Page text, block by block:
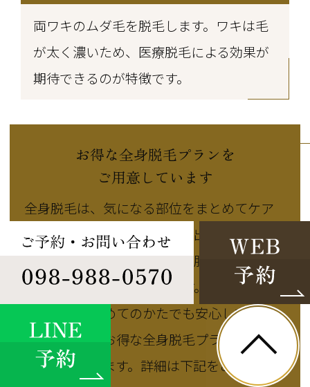
両ワキのムダ毛を脱毛します。ワキは毛
が太く濃いため、医療脱毛による効果が
期待できるのが特徴です。
お得な全身脱毛プランを
ご用意しています
全身脱毛は、気になる部位をまとめてケア
できる施術です。部位ごとに出力を調整す
ることで、肌質や毛の状態、肌への負担に
配慮した脱毛を受けられます。当院では、
全身脱毛が初めてのかたでも安心していた
だけるよう、お得な全身脱毛プランのご提
案も行っています。詳細は下記をご覧くださ